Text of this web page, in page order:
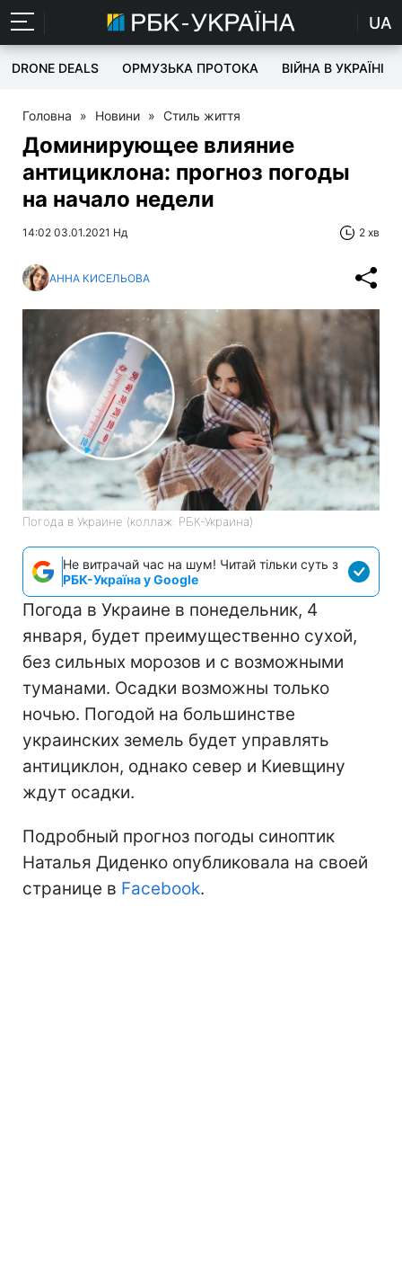
UA
DRONE DEALS ОРМУЗЬКА ПРОТОКА ВІЙНА В УКРАЇНІ
Головна » Новини » Стиль життя
Доминирующее влияние
антициклона: прогноз погоды
на начало недели
14:02 03.01.2021 Нд 2 хв
АННА КИСЕЛЬОВА
Погода в Украине (коллаж: РБК-Украина)
Не витрачай час на шум! Читай тільки суть з
РБК-Україна у Google
Погода в Украине в понедельник, 4
января, будет преимущественно сухой,
без сильных морозов и с возможными
туманами. Осадки возможны только
ночью. Погодой на большинстве
украинских земель будет управлять
антициклон, однако север и Киевщину
ждут осадки.
Подробный прогноз погоды синоптик
Наталья Диденко опубликовала на своей
странице в Facebook.